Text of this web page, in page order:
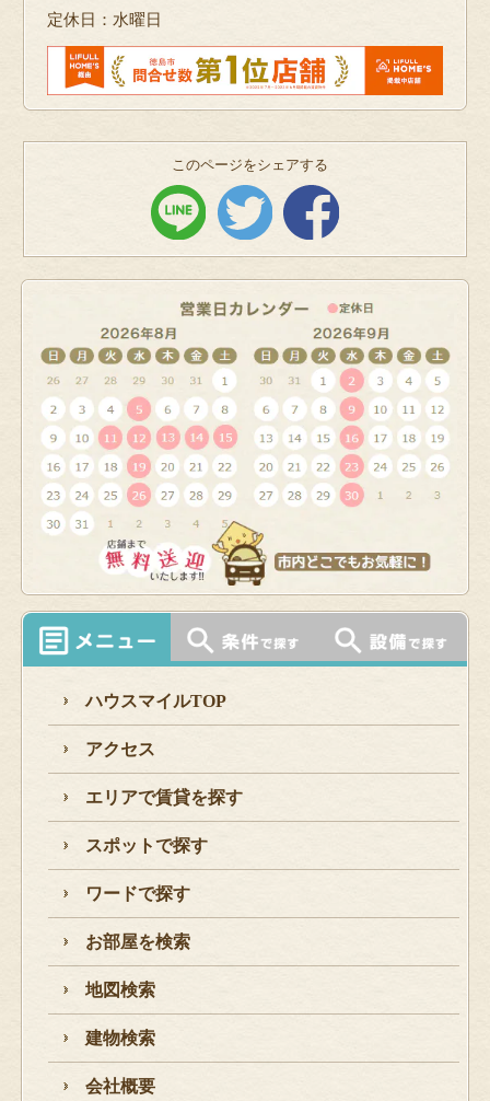
定休日：水曜日
このページをシェアする
ハウスマイルTOP
アクセス
エリアで賃貸を探す
スポットで探す
ワードで探す
お部屋を検索
地図検索
建物検索
会社概要